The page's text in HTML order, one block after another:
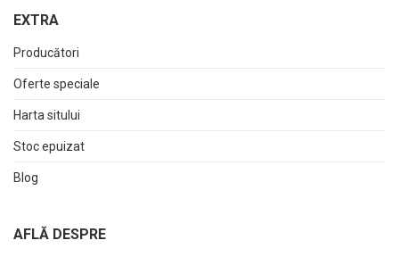
EXTRA
Producători
Oferte speciale
Harta sitului
Stoc epuizat
Blog
AFLĂ DESPRE